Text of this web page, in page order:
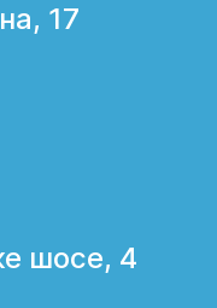
17
шосе, 4